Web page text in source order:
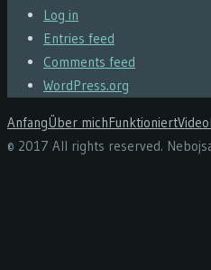
Log in
Entries feed
Comments feed
WordPress.org
AnfangÜber michFunktioniertVideo
© 2017 All rights reserved.